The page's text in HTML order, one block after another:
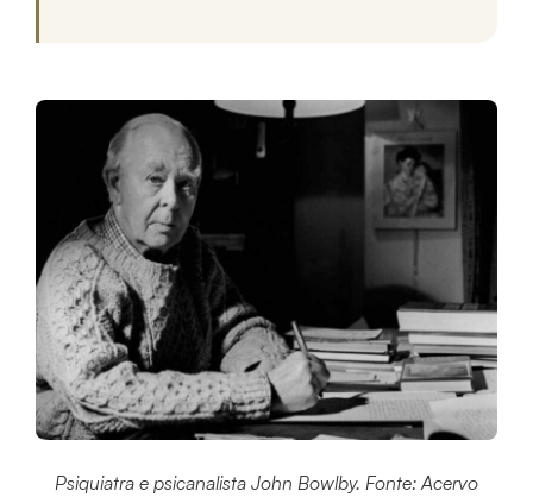
Psiquiatra e psicanalista John Bowlby. Fonte: Acervo